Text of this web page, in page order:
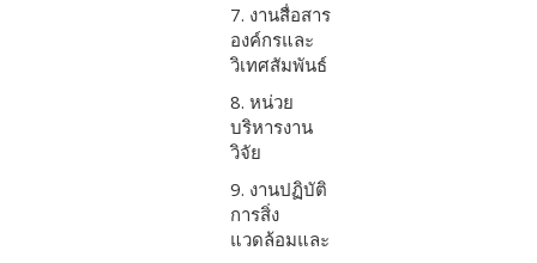
7. งานสื่อสาร
องค์กรและ
วิเทศสัมพันธ์
8. หน่วย
บริหารงาน
วิจัย
9. งานปฏิบัติ
การสิ่ง
แวดล้อมและ